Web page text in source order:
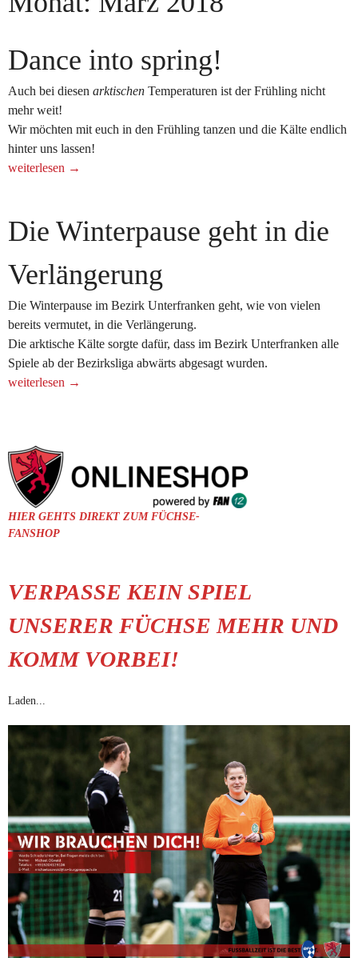
Dance into spring!
Auch bei diesen arktischen Temperaturen ist der Frühling nicht
mehr weit!
Wir möchten mit euch in den Frühling tanzen und die Kälte endlich
hinter uns lassen!
„Dance
weiterlesen →
Die Winterpause geht in die
Verlängerung
Die Winterpause im Bezirk Unterfranken geht, wie von vielen
bereits vermutet, in die Verlängerung.
Die arktische Kälte sorgte dafür, dass im Bezirk Unterfranken alle
Spiele ab der Bezirksliga abwärts abgesagt wurden.
„Die
die
Verlängerung“
weiterlesen →
HIER GEHTS DIREKT ZUM FÜCHSE-
FANSHOP
VERPASSE KEIN SPIEL
UNSERER FÜCHSE MEHR UND
KOMM VORBEI!
Laden...